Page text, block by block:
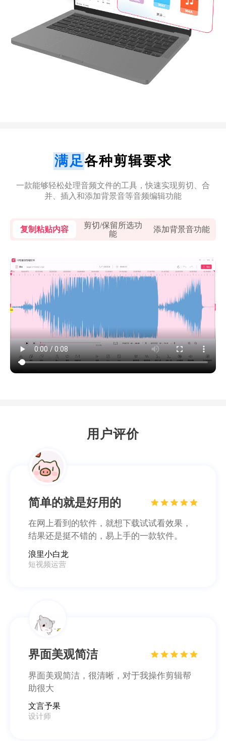
满足各种剪辑要求
一款能够轻松处理音频文件的工具，快速实现剪切、合
并、插入和添加背景音等音频编辑功能
复制粘贴内容
剪切/保留所选功
能
添加背景音功能
用户评价
铁粉反馈
平时喜欢剪辑一些音乐当铃声，剪辑起来也
很方便，平时喜欢剪辑音乐的推荐入手哦！
功能很强大
等了很久更新了，优化的新功能很强大，降
噪、消除人声效果都不错，已经推荐给同事
菜菜菜心-
新媒体运营
操作简单
软件操作起来也简单，一下就搞定了，随时
简单的就是好用的
在网上看到的软件，就想下载试试看效果，
结果还是挺不错的，易上手的一款软件。
浪里小白龙
短视频运营
界面美观简洁
界面美观简洁，很清晰，对于我操作剪辑帮
助很大
文言予果
设计师